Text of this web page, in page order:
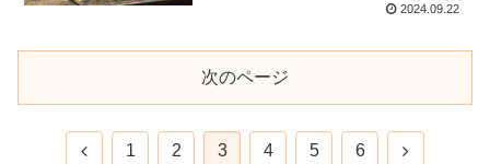
2024.09.22
次のページ
1 2 3 4 5 6